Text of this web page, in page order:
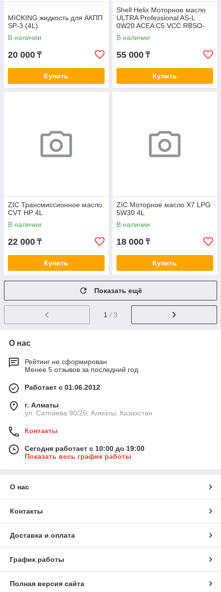
MICKING жидкость для АКПП
SP-3 (4L)
В наличии
20 000 ₸
Купить
Shell Helix Моторное масло
ULTRA Professional AS-L
0W20 ACEA C5 VCC RBSO-
2AE 5L
В наличии
55 000 ₸
Купить
ZIC Трансмиссионное масло
CVT HP 4L
В наличии
22 000 ₸
Купить
ZIC Моторное масло X7 LPG
5W30 4L
В наличии
18 000 ₸
Купить
Показать ещё
1 / 3
О нас
Рейтинг не сформирован
Менее 5 отзывов за последний год
Работает с 01.06.2012
г. Алматы
ул. Сатпаева 90/25, Алматы, Казахстан
Контакты
Сегодня работает с 10:00 до 19:00
Показать весь график работы
О нас
Контакты
Доставка и оплата
График работы
Полная версия сайта